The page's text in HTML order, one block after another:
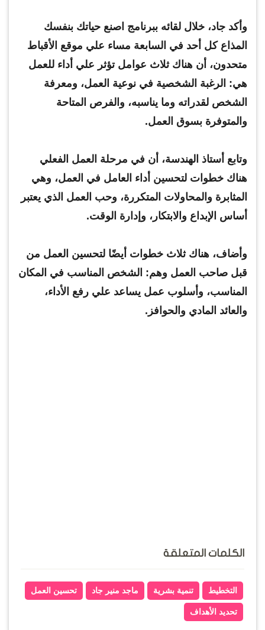
وأكد جاد، خلال لقائه ببرنامج اصنع حياتك بنفسك
المذاع كل أحد في السابعة مساء علي موقع الأقباط
متحدون، أن هناك ثلاث عوامل تؤثر علي أداء للعمل
هي: الرغبة الشخصية في نوعية العمل، ومعرفة
الشخص لقدراته وما يناسبه، والفرص المتاحة
والمتوفرة بسوق العمل.
وتابع أستاذ الهندسة، أن في مرحلة العمل الفعلي
هناك خطوات لتحسين أداء العامل في العمل، وهي
المثابرة والمحاولات المتكررة، وحب العمل الذي يعتبر
أساس الإبداع والابتكار، وإدارة الوقت.
وأضاف، هناك ثلاث خطوات أيضًا لتحسين العمل من
قبل صاحب العمل وهم: الشخص المناسب في المكان
المناسب، وأسلوب عمل يساعد علي رفع الأداء،
والعائد المادي والحوافز.
الكلمات المتعلقة
التخطيط تنمية بشرية ماجد منير جاد تحسين العمل
تحديد الأهداف